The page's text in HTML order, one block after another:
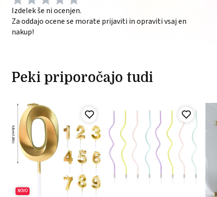
Izdelek še ni ocenjen.
Za oddajo ocene se morate prijaviti in opraviti vsaj en
nakup!
Peki priporočajo tudi
NOVO